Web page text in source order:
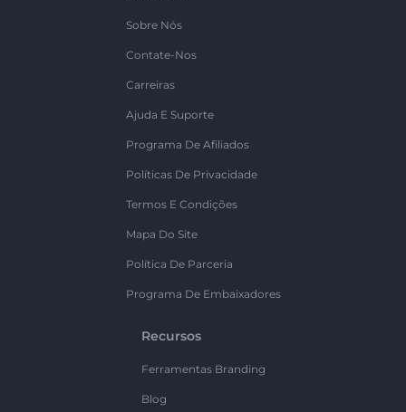
Sobre Nós
Contate-Nos
Carreiras
Ajuda E Suporte
Programa De Afiliados
Políticas De Privacidade
Termos E Condições
Mapa Do Site
Política De Parceria
Programa De Embaixadores
Recursos
Ferramentas Branding
Blog